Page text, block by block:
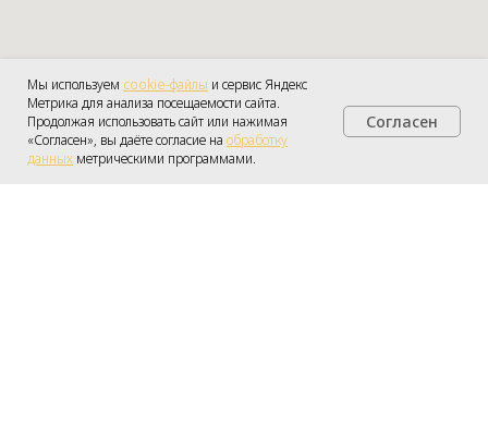
Получить консультацию
Мы используем cookie-файлы и сервис Яндекс
Метрика для анализа посещаемости сайта.
Продолжая использовать сайт или нажимая
«Согласен», вы даёте согласие на обработку
данных метрическими программами.
Согласен